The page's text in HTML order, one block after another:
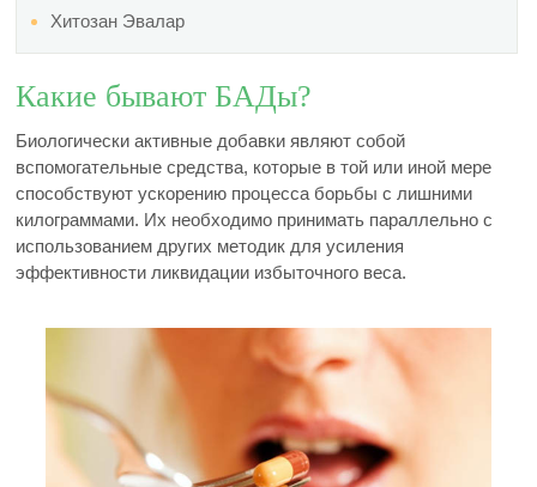
Хитозан Эвалар
Какие бывают БАДы?
Биологически активные добавки являют собой
вспомогательные средства, которые в той или иной мере
способствуют ускорению процесса борьбы с лишними
килограммами. Их необходимо принимать параллельно с
использованием других методик для усиления
эффективности ликвидации избыточного веса.